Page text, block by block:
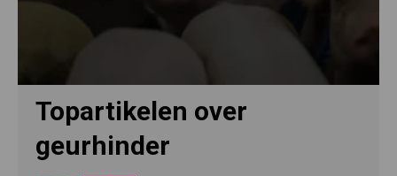
Topartikelen over
geurhinder